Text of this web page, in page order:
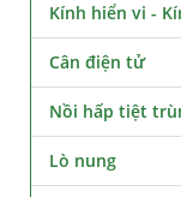
Kính hiển vi -
Cân điện tử
Nồi hấp tiệt
Lò nung